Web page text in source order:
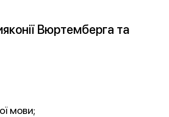
Вюртемберга та
мови;